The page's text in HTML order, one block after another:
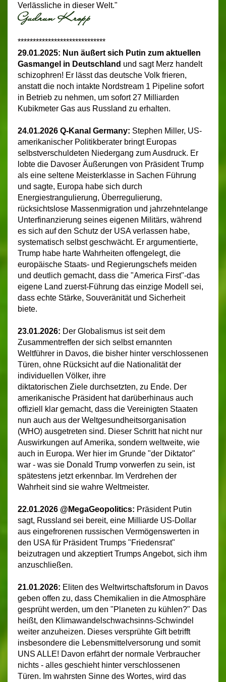
Verlässliche in dieser Welt."
*****************************
29.01.2025: Nun äußert sich Putin zum aktuellen
Gasmangel in Deutschland und sagt Merz handelt
schizophren! Er lässt das deutsche Volk frieren,
anstatt die noch intakte Nordstream 1 Pipeline sofort
in Betrieb zu nehmen, um sofort 27 Milliarden
Kubikmeter Gas aus Russland zu erhalten.
24.01.2026 Q-Kanal Germany: Stephen Miller, US-
amerikanischer Politikberater bringt Europas
selbstverschuldeten Niedergang zum Ausdruck. Er
lobte die Davoser Äußerungen von Präsident Trump
als eine seltene Meisterklasse in Sachen Führung
und sagte, Europa habe sich durch
Energiestrangulierung, Überregulierung,
rücksichtslose Massenmigration und jahrzehntelange
Unterfinanzierung seines eigenen Militärs, während
es sich auf den Schutz der USA verlassen habe,
systematisch selbst geschwächt. Er argumentierte,
Trump habe harte Wahrheiten offengelegt, die
europäische Staats- und Regierungschefs meiden
und deutlich gemacht, dass die "America First"-das
eigene Land zuerst-Führung das einzige Modell sei,
dass echte Stärke, Souveränität und Sicherheit
biete.
23.01.2026: Der Globalismus ist seit dem
Zusammentreffen der sich selbst ernannten
Weltführer in Davos, die bisher hinter verschlossenen
Türen, ohne Rücksicht auf die Nationalität der
individuellen Völker, ihre
diktatorischen Ziele durchsetzten, zu Ende. Der
amerikanische Präsident hat darüberhinaus auch
offiziell klar gemacht, dass die Vereinigten Staaten
nun auch aus der Weltgesundheitsorganisation
(WHO) ausgetreten sind. Dieser Schritt hat nicht nur
Auswirkungen auf Amerika, sondern weltweite, wie
auch in Europa. Wer hier im Grunde "der Diktator"
war - was sie Donald Trump vorwerfen zu sein, ist
spätestens jetzt erkennbar. Im Verdrehen der
Wahrheit sind sie wahre Weltmeister.
22.01.2026 @MegaGeopolitics: Präsident Putin
sagt, Russland sei bereit, eine Milliarde US-Dollar
aus eingefrorenen russischen Vermögenswerten in
den USA für Präsident Trumps "Friedensrat"
beizutragen und akzeptiert Trumps Angebot, sich ihm
anzuschließen.
21.01.2026: Eliten des Weltwirtschaftsforum in Davos
geben offen zu, dass Chemikalien in die Atmosphäre
gesprüht werden, um den "Planeten zu kühlen?" Das
heißt, den Klimawandelschwachsinns-Schwindel
weiter anzuheizen. Dieses versprühte Gift betrifft
insbesondere die Lebensmittelversorung und somit
UNS ALLE! Davon erfährt der normale Verbraucher
nichts - alles geschieht hinter verschlossenen
Türen. Im wahrsten Sinne des Wortes, wird das